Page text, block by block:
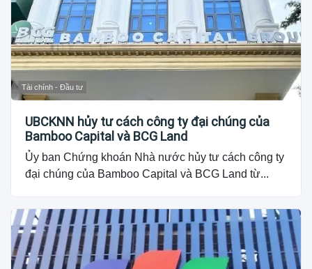
Tài chính - Đầu tư
UBCKNN hủy tư cách công ty đại chúng của
Bamboo Capital và BCG Land
Ủy ban Chứng khoán Nhà nước hủy tư cách công ty
đại chúng của Bamboo Capital và BCG Land từ...